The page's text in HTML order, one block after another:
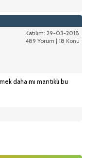
Katılım: 29-03-2018
489 Yorum | 18 Konu
daha mı mantıklı bu